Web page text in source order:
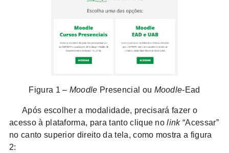
Figura 1 – Moodle Presencial ou Moodle-Ead
Após escolher a modalidade, precisará fazer o
acesso à plataforma, para tanto clique no link“Acessar”
no canto superior direito da tela, como mostra a figura
2: